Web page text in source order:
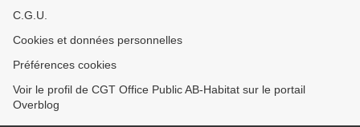
C.G.U.
Cookies et données personnelles
Préférences cookies
Voir le profil de CGT Office Public AB-Habitat sur le portail
Overblog